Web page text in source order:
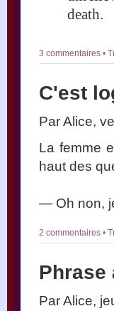
death.
3 commentaires •
C'est
Par Alice,
La femme
haut des
— Oh non,
2 commentaires •
Phrase
Par Alice,